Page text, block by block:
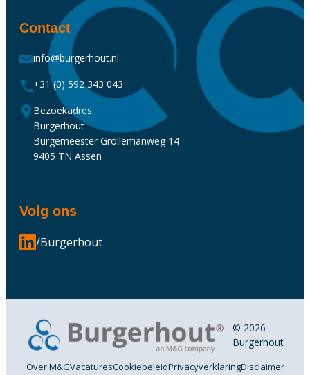
Contact
info@burgerhout.nl
+31 (0) 592 343 043
Bezoekadres:
Burgerhout
Burgemeester Grollemanweg 14
9405 TN Assen
Volg ons
/Burgerhout
© 2026
Burgerhout
Over M&GVacaturesCookiebeleidPrivacyverklaringDisclaimer